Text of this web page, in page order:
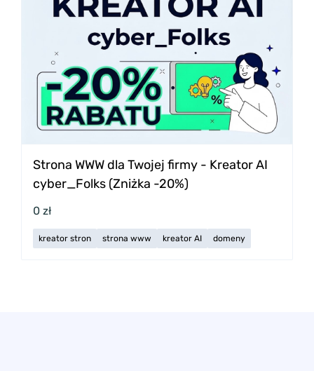
Strona WWW dla Twojej firmy - Kreator AI
cyber_Folks (Zniżka -20%)
0 zł
kreator stron strona www kreator AI domeny